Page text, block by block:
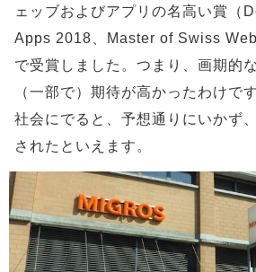
ェッブおよびアプリの名高い賞（
Apps 2018、Master of Swiss
で受賞しました。つまり、画期的
（一部で）期待が高かったわけで
社会にでると、予想通りにいかず
されたといえます。